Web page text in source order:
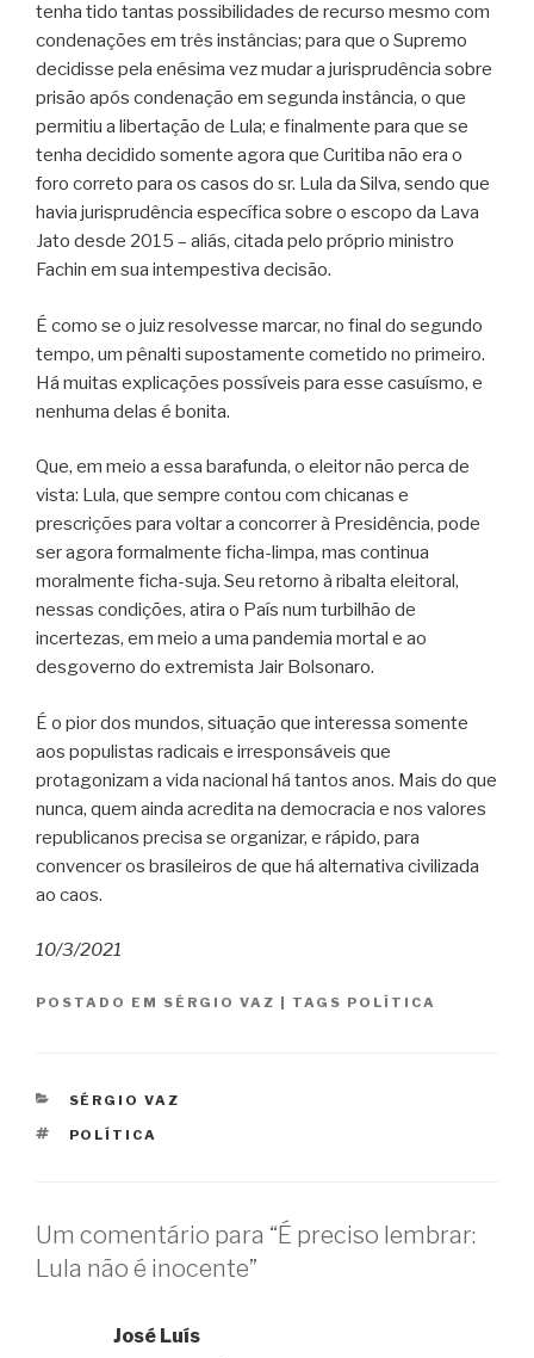
tenha tido tantas possibilidades de recurso mesmo com
condenações em três instâncias; para que o Supremo
decidisse pela enésima vez mudar a jurisprudência sobre
prisão após condenação em segunda instância, o que
permitiu a libertação de Lula; e finalmente para que se
tenha decidido somente agora que Curitiba não era o
foro correto para os casos do sr. Lula da Silva, sendo que
havia jurisprudência específica sobre o escopo da Lava
Jato desde 2015 – aliás, citada pelo próprio ministro
Fachin em sua intempestiva decisão.
É como se o juiz resolvesse marcar, no final do segundo
tempo, um pênalti supostamente cometido no primeiro.
Há muitas explicações possíveis para esse casuísmo, e
nenhuma delas é bonita.
Que, em meio a essa barafunda, o eleitor não perca de
vista: Lula, que sempre contou com chicanas e
prescrições para voltar a concorrer à Presidência, pode
ser agora formalmente ficha-limpa, mas continua
moralmente ficha-suja. Seu retorno à ribalta eleitoral,
nessas condições, atira o País num turbilhão de
incertezas, em meio a uma pandemia mortal e ao
desgoverno do extremista Jair Bolsonaro.
É o pior dos mundos, situação que interessa somente
aos populistas radicais e irresponsáveis que
protagonizam a vida nacional há tantos anos. Mais do que
nunca, quem ainda acredita na democracia e nos valores
republicanos precisa se organizar, e rápido, para
convencer os brasileiros de que há alternativa civilizada
ao caos.
10/3/2021
POSTADO EM SÉRGIO VAZ | TAGS POLÍTICA
CATEGORIAS
SÉRGIO VAZ
TAGS
POLÍTICA
Um comentário para “É preciso lembrar:
Lula não é inocente”
José Luís